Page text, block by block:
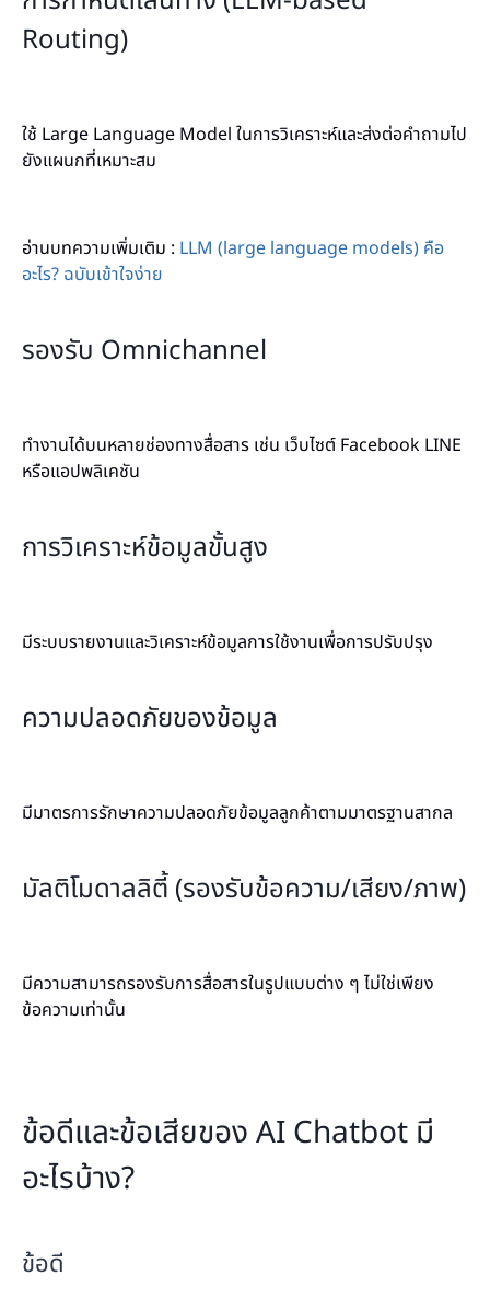
Routing)
ใช้ Large Language Model ในการวิเคราะห์และส่งต่อคำถามไป
ยังแผนกที่เหมาะสม
อ่านบทความเพิ่มเติม : LLM (large language models) คือ
อะไร? ฉบับเข้าใจง่าย
รองรับ Omnichannel
ทำงานได้บนหลายช่องทางสื่อสาร เช่น เว็บไซต์ Facebook LINE
หรือแอปพลิเคชัน
การวิเคราะห์ข้อมูลขั้นสูง
มีระบบรายงานและวิเคราะห์ข้อมูลการใช้งานเพื่อการปรับปรุง
ความปลอดภัยของข้อมูล
มีมาตรการรักษาความปลอดภัยข้อมูลลูกค้าตามมาตรฐานสากล
มัลติโมดาลลิตี้ (รองรับข้อความ/เสียง/ภาพ)
มีความสามารถรองรับการสื่อสารในรูปแบบต่าง ๆ ไม่ใช่เพียง
ข้อความเท่านั้น
ข้อดีและข้อเสียของ AI Chatbot มี
อะไรบ้าง?
ข้อดี